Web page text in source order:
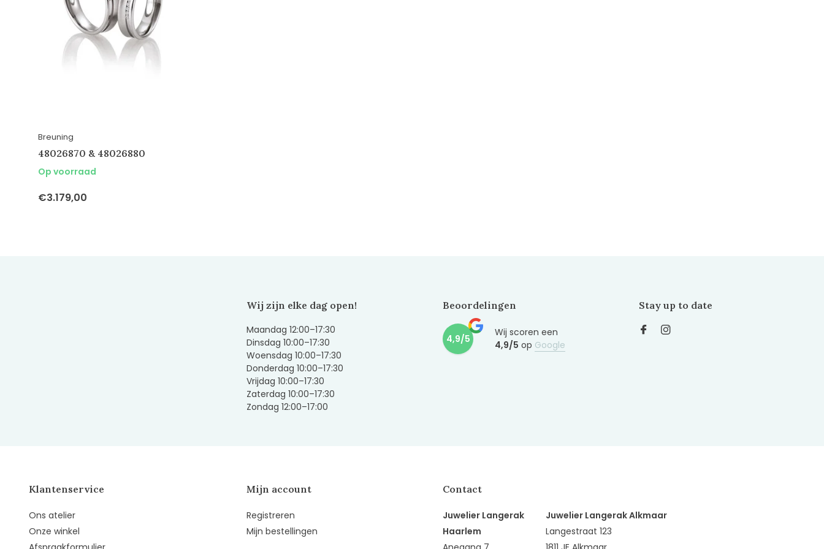
Breuning
48026870 & 48026880
Op voorraad
€3.179,00
Wij zijn elke dag open!
Maandag 12:00–17:30
Dinsdag 10:00–17:30
Woensdag 10:00–17:30
Donderdag 10:00–17:30
Vrijdag 10:00–17:30
Zaterdag 10:00–17:30
Zondag 12:00–17:00
Beoordelingen
4,9/5
Wij scoren een
4,9/5 op Google
Stay up to date
Klantenservice
Ons atelier
Onze winkel
Mijn account
Registreren
Mijn bestellingen
Contact
Juwelier Langerak
Haarlem
Juwelier Langerak Alkmaar
Langestraat 123